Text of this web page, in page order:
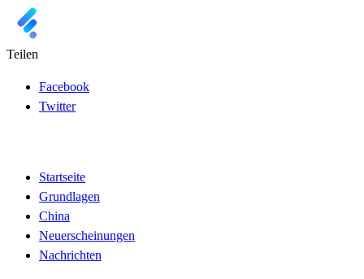
Teilen
Facebook
Twitter
Startseite
Grundlagen
China
Neuerscheinungen
Nachrichten